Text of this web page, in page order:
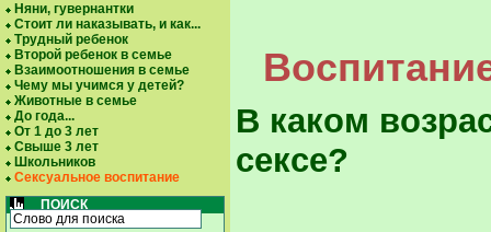
Няни, гувернантки
Стоит ли наказывать, и как...
Трудный ребенок
Второй ребенок в семье
Взаимоотношения в семье
Чему мы учимся у детей?
Животные в семье
До года...
От 1 до 3 лет
Свыше 3 лет
Школьников
Сексуальное воспитание
ПОИСК
В каком
сексе?